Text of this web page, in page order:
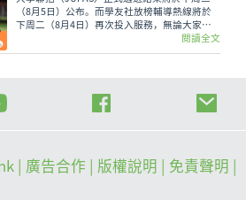
（8月5日）公布。而學友社放榜輔導熱線將於
下周二（8月4日）再次投入服務，無論大家有
甚麼出路疑問，又或需要支援輔導、尋求專業意
見，都可致電2503 3399，與學友社輔導員盡情
閱讀全文
| 廣告合作 | 版權說明
| 免責聲明 |